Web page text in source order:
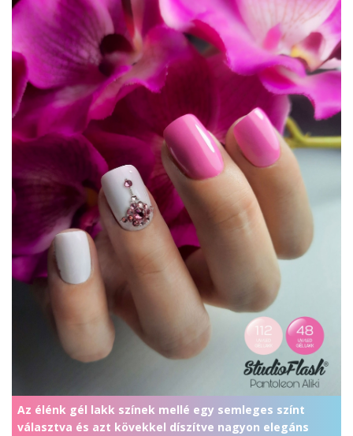
Az élénk gél lakk színek mellé egy semleges színt
választva és azt kövekkel díszítve nagyon elegáns